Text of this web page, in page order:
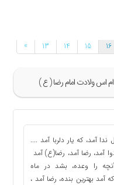
ولادت امام رضا ( ع )
» 13 14 15 16
آمد، که یار دلربا آمد ....
آمد، رضا آمد، رضا(ع) آمد
را وعده،‌ بشد در ماه
آمد بهترین بنده، رضا آمد ،